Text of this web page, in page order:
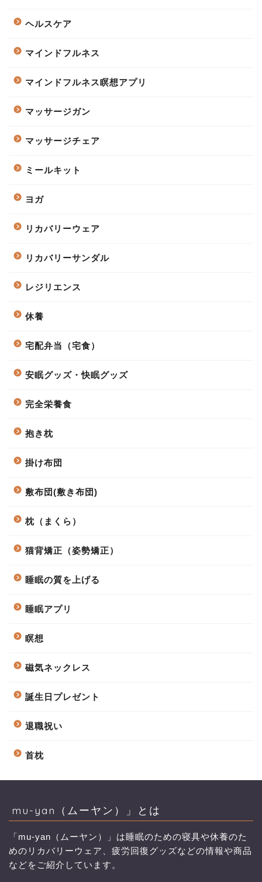
ヘルスケア
マインドフルネス
マインドフルネス瞑想アプリ
マッサージガン
マッサージチェア
ミールキット
ヨガ
リカバリーウェア
リカバリーサンダル
レジリエンス
休養
宅配弁当（宅食）
安眠グッズ・快眠グッズ
完全栄養食
抱き枕
掛け布団
敷布団(敷き布団)
枕（まくら）
猫背矯正（姿勢矯正）
睡眠の質を上げる
睡眠アプリ
瞑想
磁気ネックレス
誕生日プレゼント
退職祝い
首枕
mu-yan（ムーヤン）」とは
「mu-yan（ムーヤン）」は睡眠のための寝具や休養のた
めのリカバリーウェア、疲労回復グッズなどの情報や商品
などをご紹介しています。